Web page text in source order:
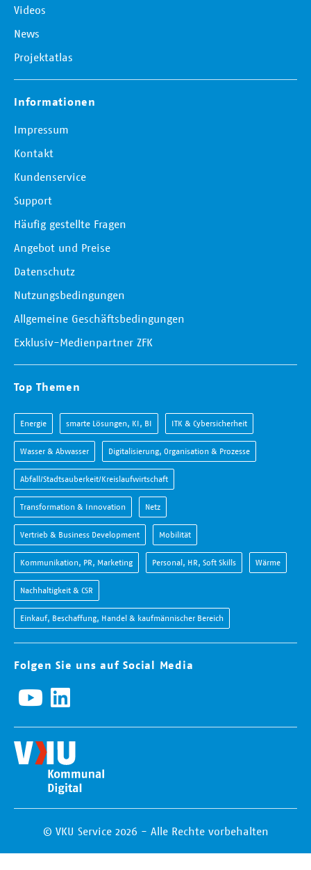
Videos
News
Projektatlas
Informationen
Impressum
Kontakt
Kundenservice
Support
Häufig gestellte Fragen
Angebot und Preise
Datenschutz
Nutzungsbedingungen
Allgemeine Geschäftsbedingungen
Exklusiv-Medienpartner ZFK
Top Themen
Energie smarte Lösungen, KI, BI ITK & Cybersicherheit
Wasser & Abwasser Digitalisierung, Organisation & Prozesse
Abfall/Stadtsauberkeit/Kreislaufwirtschaft
Transformation & Innovation Netz
Vertrieb & Business Development Mobilität
Kommunikation, PR, Marketing Personal, HR, Soft Skills Wärme
Nachhaltigkeit & CSR
Einkauf, Beschaffung, Handel & kaufmännischer Bereich
Folgen Sie uns auf Social Media
© VKU Service 2026 - Alle Rechte vorbehalten